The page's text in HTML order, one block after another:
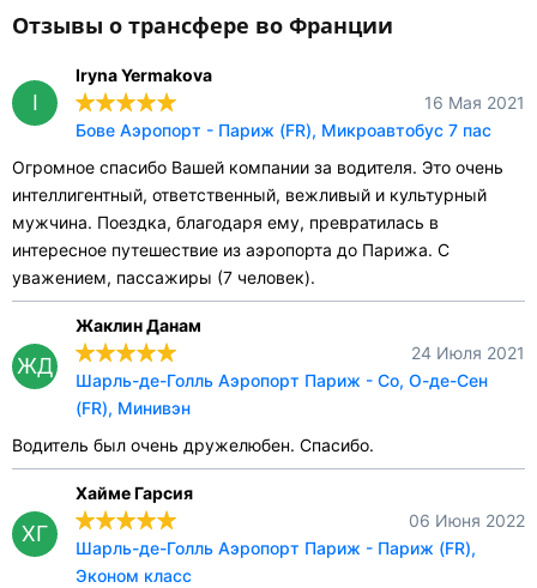
Отзывы о трансфере во Франции
I
Iryna Yermakova
16 Мая 2021
Бове Аэропорт - Париж (FR), Микроавтобус 7 пас
Огромное спасибо Вашей компании за водителя. Это очень
интеллигентный, ответственный, вежливый и культурный
мужчина. Поездка, благодаря ему, превратилась в
интересное путешествие из аэропорта до Парижа. С
уважением, пассажиры (7 человек).
ЖД
Жаклин Данам
24 Июля 2021
Шарль-де-Голль Аэропорт Париж - Со, О-де-Сен
(FR), Минивэн
Водитель был очень дружелюбен. Спасибо.
ХГ
Хайме Гарсия
06 Июня 2022
Шарль-де-Голль Аэропорт Париж - Париж (FR),
Эконом класс